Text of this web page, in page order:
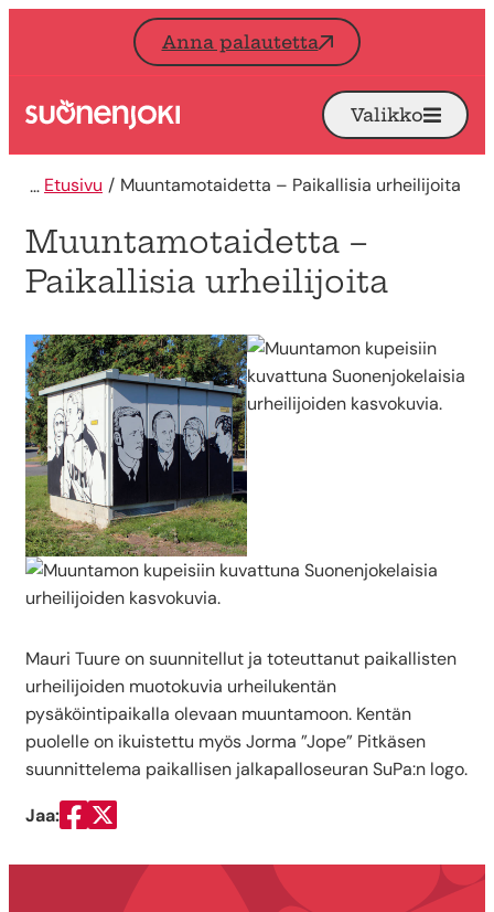
Siirry sisältöön
Anna palautetta
Etusivu Avaa
Valikko
Etusivu Muuntamotaidetta – Paikallisia urheilijoita
Muuntamotaidetta –
Paikallisia urheilijoita
Mauri Tuure on suunnitellut ja toteuttanut paikallisten
urheilijoiden muotokuvia urheilukentän
pysäköintipaikalla olevaan muuntamoon. Kentän
puolelle on ikuistettu myös Jorma ”Jope” Pitkäsen
suunnittelema paikallisen jalkapalloseuran SuPa:n logo.
Jaa:
Jaa Facebookissa
Jaa Twitterissä